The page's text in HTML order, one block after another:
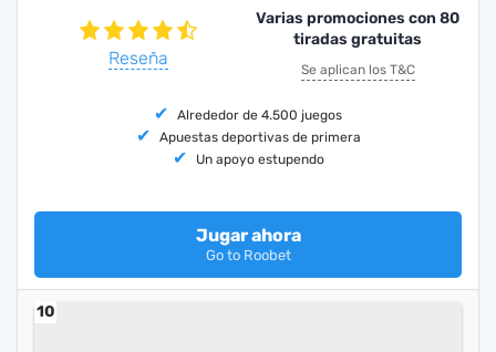
Reseña
Varias promociones con 80
tiradas gratuitas
Se aplican los T&C
Alrededor de 4.500 juegos
Apuestas deportivas de primera
Un apoyo estupendo
Jugar ahora
Go to Roobet
10